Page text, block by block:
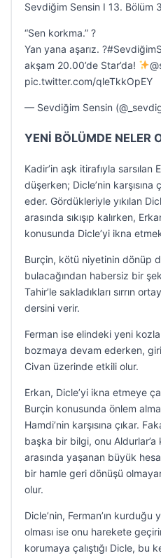
Sevdiğim Sensin I 13. Bölüm
“Sen korkma.” ?
Yan yana aşarız.
akşam 20.00’de Star’da!
pic.twitter.com/qleTkkOpEY
— Sevdiğim Sensin
YENİ BÖLÜMDE NELER
Kadir’in aşk itirafıyla
düşerken; Dicle’nin
eder. Gördükleriyle yıkılan
arasında sıkışıp kalırken,
konusunda Dicle’yi ikna
Burçin, kötü niyetinin dönüp
bulacağından habersiz bir
Tahir’le sakladıkları sırrın
dersini verir.
Ferman ise elindeki yeni
bozmaya devam ederken,
Civan üzerinde etkili olur.
Erkan, Dicle’yi ikna etmeye
Burçin konusunda önlem
Hamdi’nin karşısına çıkar.
başka bir bilgi, onu Aldurlar’a
arasında yaşanan büyük
bir hamle geri dönüşü
olur.
Dicle’nin, Ferman’ın
olması ise onu harekete
korumaya çalıştığı Dicle, bu